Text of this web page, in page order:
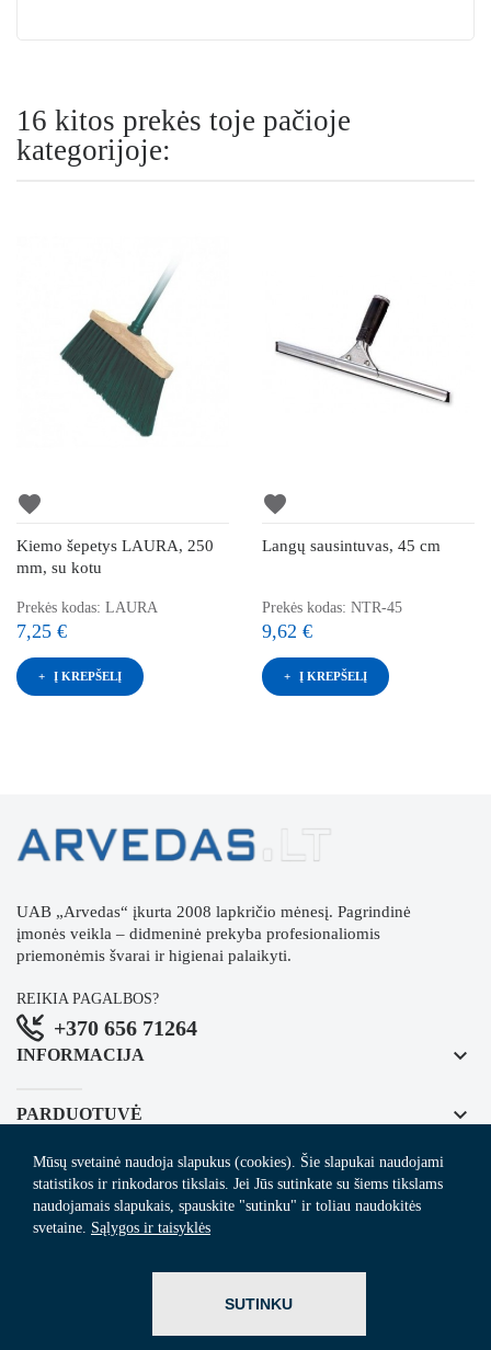
16 kitos prekės toje pačioje
kategorijoje:
favorite
Kiemo šepetys LAURA, 250
mm, su kotu
Prekės kodas: LAURA
7,25 €
Į KREPŠELĮ
favorite
Langų sausintuvas, 45 cm
Prekės kodas: NTR-45
9,62 €
Į KREPŠELĮ
UAB „Arvedas“ įkurta 2008 lapkričio mėnesį. Pagrindinė
įmonės veikla – didmeninė prekyba profesionaliomis
priemonėmis švarai ir higienai palaikyti.
REIKIA PAGALBOS?
+370 656 71264
INFORMACIJA keyboard_arrow_down
PARDUOTUVĖ keyboard_arrow_down
REGISTRUOKITĖS NAUJIENLAIŠKIUI
- švaros prekių el. parduotuvė.
Mūsų svetainė naudoja slapukus (cookies). Šie slapukai naudojami
statistikos ir rinkodaros tikslais. Jei Jūs sutinkate su šiems tikslams
naudojamais slapukais, spauskite "sutinku" ir toliau naudokitės
svetaine. Sąlygos ir taisyklės
SUTINKU